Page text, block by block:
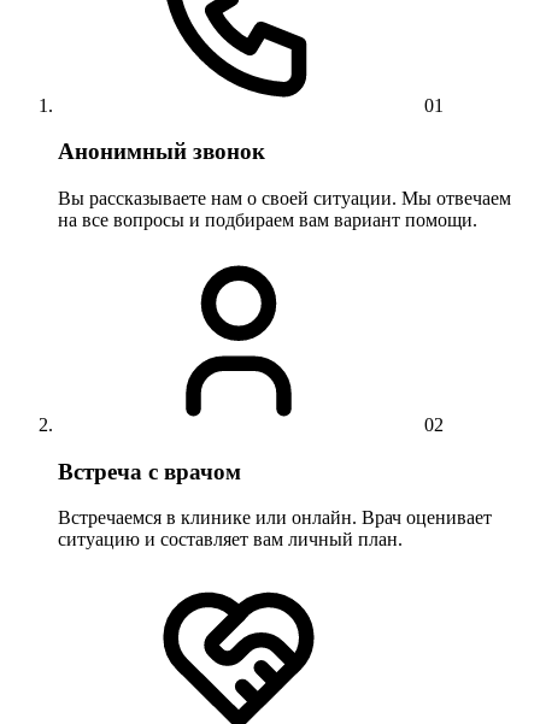
01
Анонимный звонок
Вы рассказываете нам о своей ситуации. Мы отвечаем
на все вопросы и подбираем вам вариант помощи.
02
Встреча с врачом
Встречаемся в клинике или онлайн. Врач оценивает
ситуацию и составляет вам личный план.